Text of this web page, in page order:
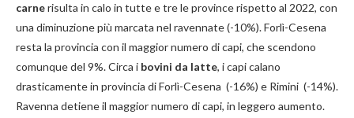
carnerisulta in calo in tutte e tre le province rispetto al 2022, con
una diminuzione più marcata nel ravennate (-10%). Forlì-Cesena
resta la provincia con il maggior numero di capi, che scendono
comunque del 9%. Circa i bovini da latte, i capi calano
drasticamente in provincia di Forlì-Cesena (-16%) e Rimini (-14%).
Ravenna detiene il maggior numero di capi, in leggero aumento.